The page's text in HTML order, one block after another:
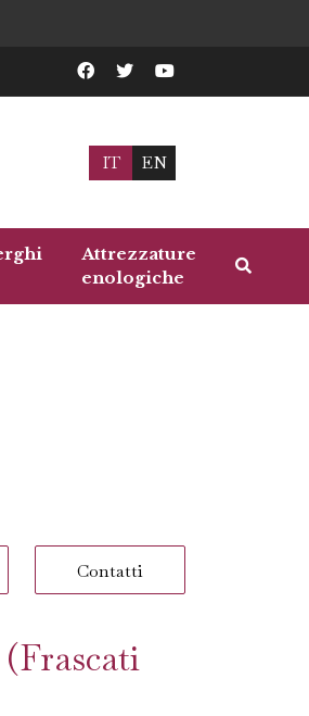
IT EN
Attrezzature
enologiche
Contatti